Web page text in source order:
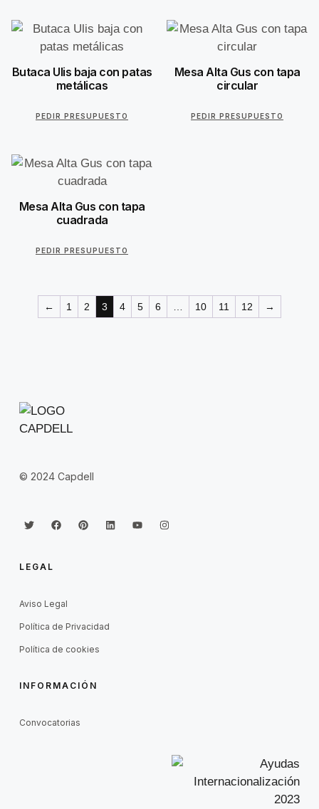
Butaca Ulis baja con patas
metálicas
PEDIR PRESUPUESTO
Mesa Alta Gus con tapa
circular
PEDIR PRESUPUESTO
Mesa Alta Gus con tapa
cuadrada
PEDIR PRESUPUESTO
← 1 2 3 4 5 6 10 11 12 →
© 2024 Capdell
LEGAL
Aviso Legal
Política de Privacidad
Política de cookies
INFORMACIÓN
Convocatorias